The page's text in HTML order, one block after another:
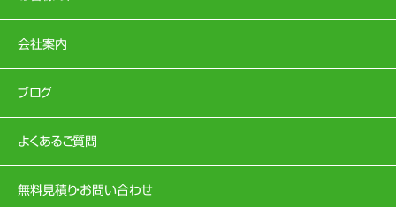
会社案内
ブログ
よくあるご質問
無料見積り・お問い合わせ